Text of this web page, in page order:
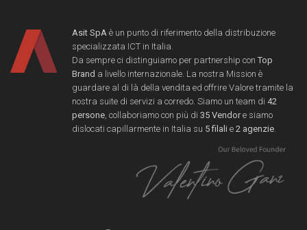
Asit SpA è un punto di riferimento della distribuzione
specializzata ICT in Italia.
Da sempre ci distinguiamo per partnership con Top
Brand a livello internazionale. La nostra Mission è
guardare al di là della vendita ed offrire Valore tramite la
nostra suite di servizi a corredo. Siamo un team di 42
persone, collaboriamo con più di 35 Vendore siamo
dislocati capillarmente in Italia su 5 filali e 2 agenzie.